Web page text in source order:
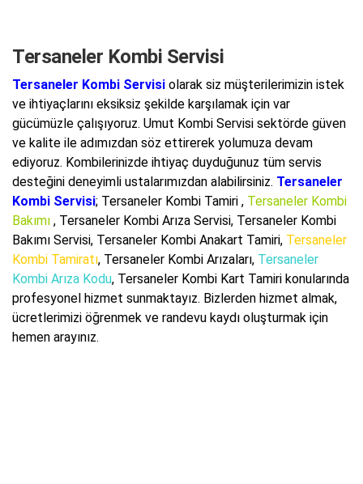
Tersaneler Kombi Servisi
Tersaneler Kombi Servisi olarak siz müşterilerimizin istek
ve ihtiyaçlarını eksiksiz şekilde karşılamak için var
gücümüzle çalışıyoruz. Umut Kombi Servisi sektörde güven
ve kalite ile adımızdan söz ettirerek yolumuza devam
ediyoruz. Kombilerinizde ihtiyaç duyduğunuz tüm servis
desteğini deneyimli ustalarımızdan alabilirsiniz. Tersaneler
Kombi Servisi; Tersaneler Kombi Tamiri , Tersaneler Kombi
Bakımı , Tersaneler Kombi Arıza Servisi, Tersaneler Kombi
Bakımı Servisi, Tersaneler Kombi Anakart Tamiri, Tersaneler
Kombi Tamiratı, Tersaneler Kombi Arızaları, Tersaneler
Kombi Arıza Kodu, Tersaneler Kombi Kart Tamiri konularında
profesyonel hizmet sunmaktayız. Bizlerden hizmet almak,
ücretlerimizi öğrenmek ve randevu kaydı oluşturmak için
hemen arayınız.